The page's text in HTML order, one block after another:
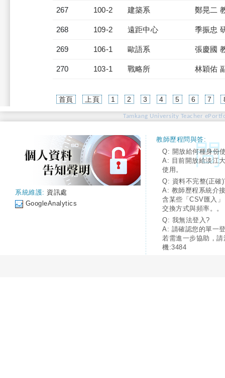
267 100-2 建築系 鄭晃二
268 109-2 遠距中心 季振忠
269 106-1 歐語系 張慶國
270 103-1 戰略所 林穎佑
首頁 上頁 1 2 3 4 5 6 7
Tamkang University Teacher
系統維護: 資訊處
GoogleAnalytics
教師歷程問與答:
Q: 開放給何種身份
A: 目前開放給淡江
使用。
Q: 資料不完整(正確
A: 教師歷程系統介
含某些「CSV匯入
交換方式與頻率。。
Q: 我無法登入?
A: 請確認您的單一
若需進一步協助，
機:3484